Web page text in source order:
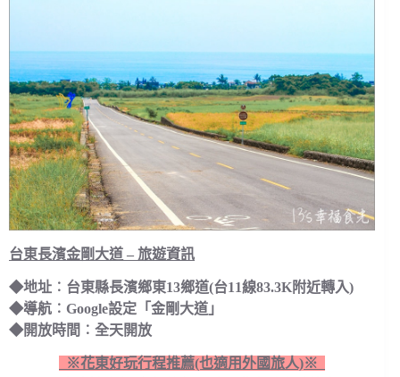
台東長濱金剛大道 – 旅遊資訊
◆地址︰台東縣長濱鄉東13鄉道(台11線83.3K附近轉入)
◆導航︰Google設定「金剛大道」
◆開放時間︰全天開放
※花東好玩行程推薦(也適用外國旅人)※